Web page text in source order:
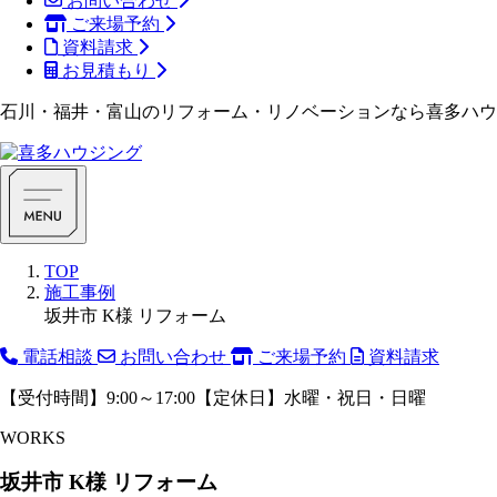
ご来場予約
資料請求
お見積もり
石川・福井・富山のリフォーム・リノベーションなら喜多ハ
TOP
施工事例
坂井市 K様 リフォーム
電話相談 お問い合わせ ご来場予約 資料請求
【受付時間】9:00～17:00【定休日】水曜・祝日・日曜
WORKS
坂井市 K様 リフォーム